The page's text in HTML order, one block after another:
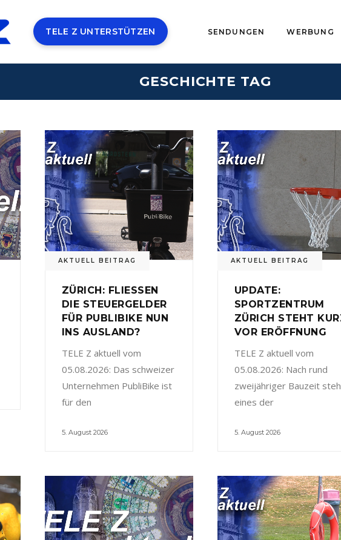
TELE Z UNTERSTÜTZEN SENDUNGEN WERBUNG
GESCHICHTE TAG
AKTUELL BEITRAG
ZÜRICH: FLIESSEN
DIE STEUERGELDER
FÜR PUBLIBIKE NUN
INS AUSLAND?
TELE Z aktuell vom
05.08.2026: Das schweizer
Unternehmen PubliBike ist
für den
5. August 2026
AKTUELL BEITRAG
UPDATE:
SPORTZENTRUM
ZÜRICH STEHT
VOR ERÖFFNUNG
TELE Z aktuell vom
05.08.2026: Nach rund
zweijähriger Bauzeit
eines der
5. August 2026